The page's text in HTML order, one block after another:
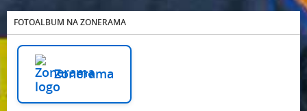
FOTOALBUM NA ZONERAMA
Zonerama